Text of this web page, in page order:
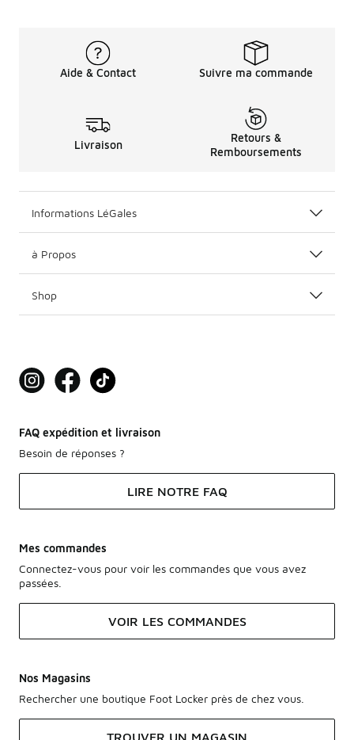
Aide & Contact Suivre ma commande
Livraison
Retours &
Remboursements
Informations LéGales
à Propos
Shop
FAQ expédition et livraison
Besoin de réponses ?
LIRE NOTRE FAQ
Mes commandes
Connectez-vous pour voir les commandes que vous avez
passées.
VOIR LES COMMANDES
Nos Magasins
Rechercher une boutique Foot Locker près de chez vous.
TROUVER UN MAGASIN